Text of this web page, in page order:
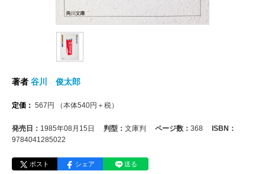
著者 谷川 俊太郎
定価： 567 円 （本体540円＋税）
発売日： 1985年08月15日 判型： 文庫判 ページ数： 368
ISBN：
9784041285022
ポスト シェア 送る